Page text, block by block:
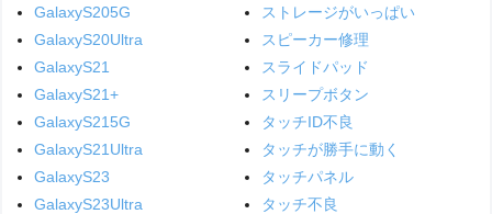
GalaxyS205G
GalaxyS20Ultra
GalaxyS21
GalaxyS21+
GalaxyS215G
GalaxyS21Ultra
GalaxyS23
GalaxyS23Ultra
ストレージがいっぱい
スピーカー修理
スライドパッド
スリープボタン
タッチID不良
タッチが勝手に動く
タッチパネル
タッチ不良